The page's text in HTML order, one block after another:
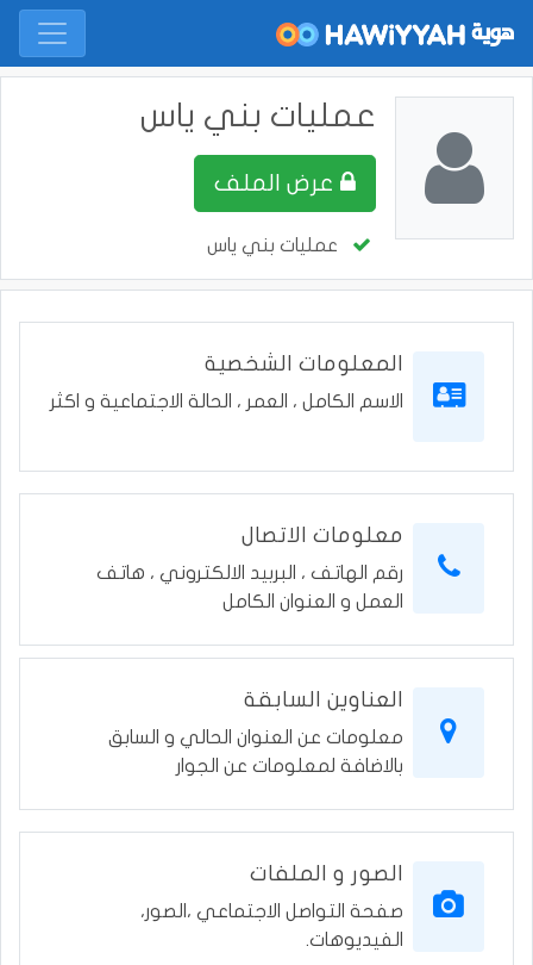
عمليات بني ياس
عمليات بني ياس
المعلومات الشخصية
الاسم الكامل ، العمر ، الحالة الاجتماعية و اكثر
معلومات الاتصال
رقم الهاتف ، البربيد الالكتروني ، هاتف
العمل و العنوان الكامل
العناوين السابقة
معلومات عن العنوان الحالي و السابق
بالاضافة لمعلومات عن الجوار
الصور و الملفات
صفحة التواصل الاجتماعي ،الصور،
الفيديوهات.